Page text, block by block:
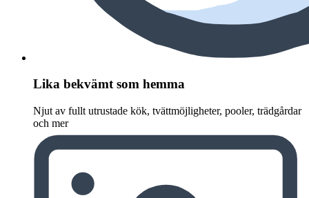
Lika bekvämt som hemma
Njut av fullt utrustade kök, tvättmöjligheter, pooler, trädgårdar
och mer